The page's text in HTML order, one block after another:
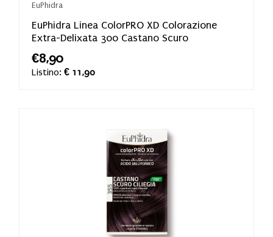
EuPhidra
EuPhidra Linea ColorPRO XD Colorazione
Extra-Delixata 300 Castano Scuro
€8,90
Listino: € 11,90